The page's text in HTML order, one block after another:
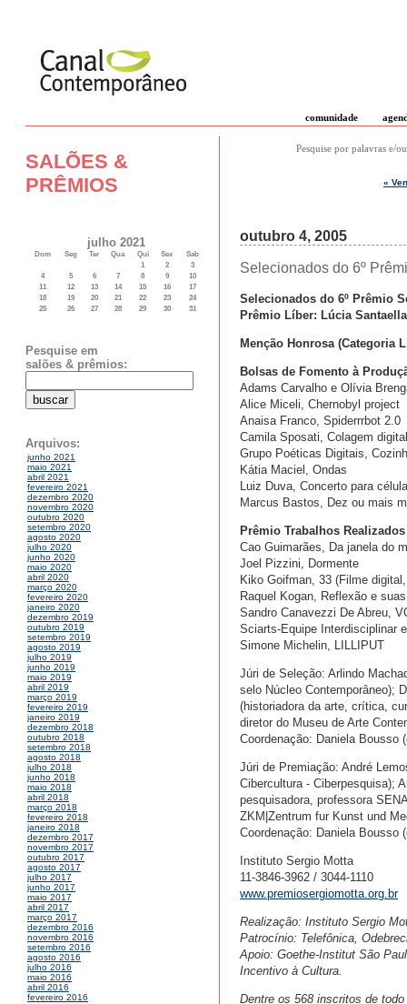
comunidade
SALÕES &
PRÊMIOS
julho 2021
Dom Seg Ter Qua Qui Sex
Sab
1
2
3
4
5 6 7 8 9
10
11
12 13 14 15 16
17
18
19 20 21 22 23
24
25
26 27 28 29 30 31
Pesquise em
salões & prêmios:
Arquivos:
junho 2021
maio 2021
abril 2021
fevereiro 2021
dezembro 2020
novembro 2020
outubro 2020
setembro 2020
agosto 2020
julho 2020
junho 2020
maio 2020
abril 2020
março 2020
fevereiro 2020
janeiro 2020
dezembro 2019
outubro 2019
setembro 2019
agosto 2019
julho 2019
junho 2019
maio 2019
abril 2019
março 2019
fevereiro 2019
janeiro 2019
dezembro 2018
outubro 2018
setembro 2018
agosto 2018
julho 2018
junho 2018
maio 2018
abril 2018
março 2018
fevereiro 2018
janeiro 2018
dezembro 2017
novembro 2017
outubro 2017
agosto 2017
julho 2017
junho 2017
maio 2017
abril 2017
março 2017
dezembro 2016
novembro 2016
setembro 2016
agosto 2016
julho 2016
maio 2016
abril 2016
fevereiro 2016
Pesquise por palavras e/
«
outubro 4, 2005
Selecionados do 6º
Selecionados do 6º Prêmio
Prêmio Líber: Lúcia Santaella
Menção Honrosa (Categoria
Bolsas de Fomento à
Adams Carvalho e Olívia
Alice Miceli, Chernobyl project
Anaisa Franco, Spiderrrbot 2.0
Camila Sposati, Colagem digital
Grupo Poéticas Digitais,
Kátia Maciel, Ondas
Luiz Duva, Concerto para
Marcus Bastos, Dez ou mais
Prêmio Trabalhos
Cao Guimarães, Da janela do
Joel Pizzini, Dormente
Kiko Goifman, 33 (Filme
Raquel Kogan, Reflexão e
Sandro Canavezzi De Abreu,
Sciarts-Equipe Interdisciplinar
Simone Michelin, LILLIPUT
Júri de Seleção: Arlindo
selo Núcleo Contemporâneo);
(historiadora da arte, crítica,
diretor do Museu de Arte
Coordenação: Daniela Bousso
Júri de Premiação: André
Cibercultura - Ciberpesquisa);
pesquisadora, professora
ZKM|Zentrum fur Kunst und
Coordenação: Daniela Bousso
Instituto Sergio Motta
11-3846-3962 / 3044-1110
www.premiosergiomotta.org.br
Realização: Instituto Sergio
Patrocínio: Telefônica,
Apoio: Goethe-Institut São
Incentivo à Cultura.
Dentre os 568 inscritos de